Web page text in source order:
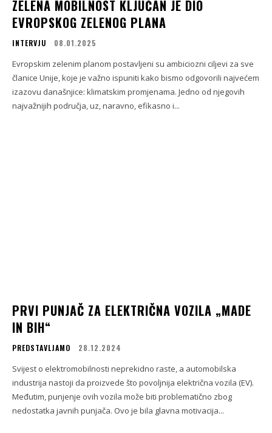
ZELENA MOBILNOST KLJUČAN JE DIO
EVROPSKOG ZELENOG PLANA
INTERVJU 08.01.2025
Evropskim zelenim planom postavljeni su ambiciozni ciljevi za sve
članice Unije, koje je važno ispuniti kako bismo odgovorili najvećem
izazovu današnjice: klimatskim promjenama. Jedno od njegovih
najvažnijih područja, uz, naravno, efikasno i...
PRVI PUNJAČ ZA ELEKTRIČNA VOZILA „MADE
IN BIH“
PREDSTAVLJAMO 28.12.2024
Svijest o elektromobilnosti neprekidno raste, a automobilska
industrija nastoji da proizvede što povoljnija električna vozila (EV).
Međutim, punjenje ovih vozila može biti problematično zbog
nedostatka javnih punjača. Ovo je bila glavna motivacija...